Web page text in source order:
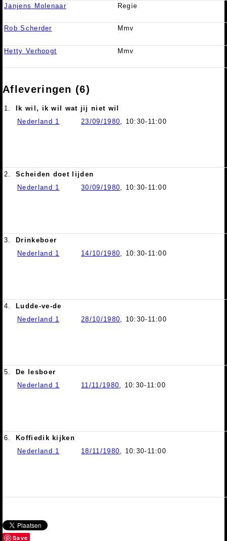
Janjens Molenaar Regie
Rob Scherder Mmv
Hetty Verhoogt Mmv
Afleveringen (6)
1.
Ik wil, ik wil wat jij niet wil
Nederland 1
23/09/1980, 10:30-11:00
2.
Scheiden doet lijden
Nederland 1
30/09/1980, 10:30-11:00
3.
Drinkeboer
Nederland 1
14/10/1980, 10:30-11:00
4.
Ludde-ve-de
Nederland 1
28/10/1980, 10:30-11:00
5.
De lesboer
Nederland 1
11/11/1980, 10:30-11:00
6.
Koffiedik kijken
Nederland 1
18/11/1980, 10:30-11:00
Save